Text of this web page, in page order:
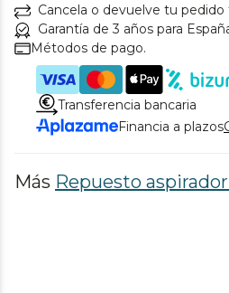
Cancela o devuelve tu
Garantía de 3 años para
Métodos de pago.
Transferencia bancaria
Financia a plazos
Más Repuesto